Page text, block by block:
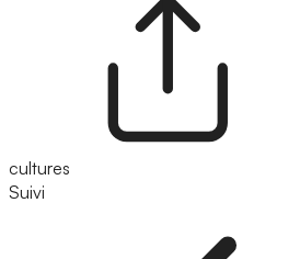
cultures
Suivi